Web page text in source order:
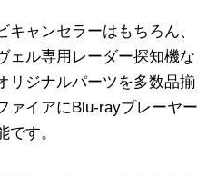
ャンセラーはもちろん、
ェル専用レーダー探知機な
リジナルパーツを多数品揃
ァイアにBlu-rayプレーヤー
す。